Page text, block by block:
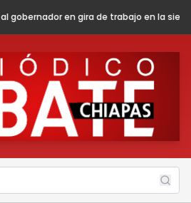
en la sierra madre de Chiapas